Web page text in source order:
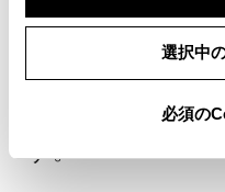
選択中
必須の
おでかけ前にエ
マートキーの電
TOYOTA+」で
す。